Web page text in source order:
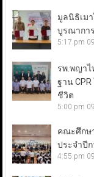
มูลนิธิเม
บูรณากา
5:17 pm
รพ.พญา
ฐาน
ชีวิต
5:00 pm
คณะศึกษ
ประจำปี
4:55 pm